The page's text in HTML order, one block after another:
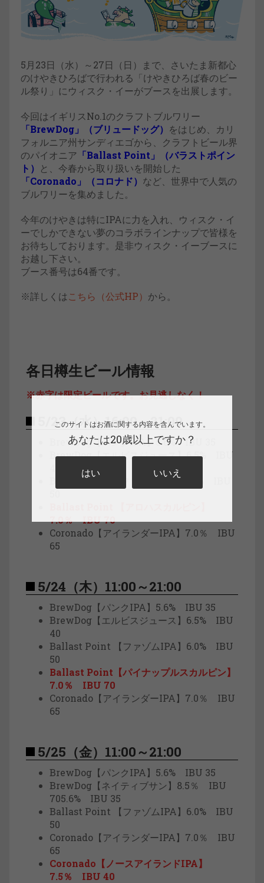
5月23日（水）～27日（日）まで、さいたま新都心
のけやきひろばで行われる「けやきひろば春のビー
ル祭り」にウィスク・イーがブースを出展します。
今回はイギリスNo.1のクラフトブルワリー
「BrewDog」（ブリュードッグ） をはじめ、カリ
フォルニア州サンディエゴから、クラフトビール界
のパイオニア 「Ballast Point」（バラストポイン
ト） と、今春から取り扱いを開始した
「Coronado」（コロナド） など、世界中で人気の
ブルワリーを集めました。
今年のけやきは特にIPAに力を入れ、ウィスク・イ
ーでしかできない夢のコラボラインナップで皆様を
お待ちしております。是非ウィスク・イーブースに
お越し下さい。
ブース番号は64番です。
※詳しくはこちら（公式HP） から。
各日樽生ビール情報
※赤字は限定ビールです。お見逃しなく！
5/23（水）16:00～21:00
BrewDog【パンクIPA】5.6% IBU 35
BrewDog【エルビスジュース】6.5% IBU
Ballast Point【ファゾムIPA】6.0% IBU
7.0％ IBU 70
Coronado【アイランダーIPA】7.0％ IBU
65
5/24（木）11:00～21:00
BrewDog【パンクIPA】5.6% IBU 35
BrewDog【エルビスジュース】6.5% IBU
40
Ballast Point 【ファゾムIPA】6.0% IBU
50
Ballast Point【パイナップルスカルピン】
7.0％ IBU 70
Coronado【アイランダーIPA】7.0％ IBU
65
5/25（金）11:00～21:00
BrewDog【パンクIPA】5.6% IBU 35
BrewDog【ネイティブサン】8.5％ IBU
705.6% IBU 35
Ballast Point 【ファゾムIPA】6.0% IBU
50
Coronado【アイランダーIPA】7.0％ IBU
65
Coronado【ノースアイランドIPA】
7.5％ IBU 40
このサイトはお酒に関する内容を含んでいます。
あなたは20歳以上ですか？
はい いいえ